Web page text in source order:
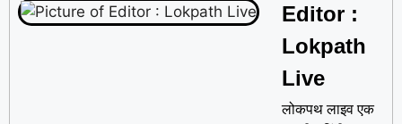
Editor :
Lokpath
Live
लोकपथ लाइव एक